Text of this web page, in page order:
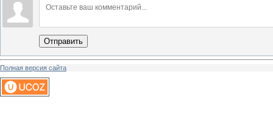
Отправить
Полная версия сайта